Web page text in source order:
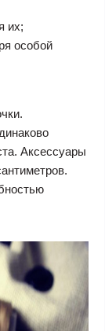
их;
особой
Аксессуары